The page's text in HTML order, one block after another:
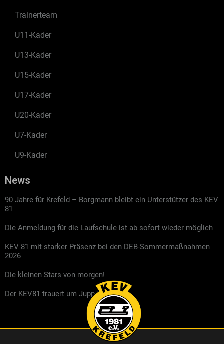
Trainerteam
U11-Kader
U13-Kader
U15-Kader
U17-Kader
U20-Kader
U7-Kader
U9-Kader
News
90 Jahre für Krefeld – Borgmann bleibt ein Unterstützer des KEV
81
Die Anmeldung für die Laufschule ist ab sofort wieder möglich
KEV 81 mit starker Präsenz bei den DEB-Sommermaßnahmen
2026
Die kleinen Stars von morgen!
Der KEV81 trauert um Jupp Kompalla